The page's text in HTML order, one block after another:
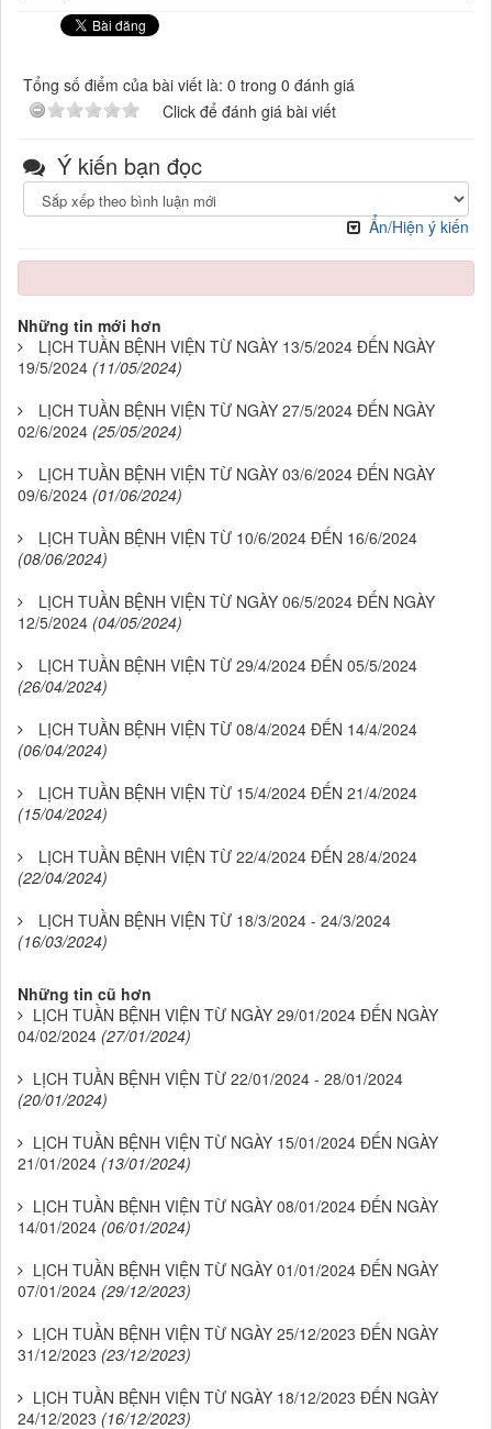
Tổng số điểm của bài viết là: 0 trong 0 đánh giá
Click để đánh giá bài viết
Ý kiến bạn đọc
Ẩn/Hiện ý kiến
Những tin mới hơn
LỊCH TUẦN BỆNH VIỆN TỪ NGÀY 13/5/2024 ĐẾN NGÀY
19/5/2024 (11/05/2024)
LỊCH TUẦN BỆNH VIỆN TỪ NGÀY 27/5/2024 ĐẾN NGÀY
02/6/2024 (25/05/2024)
LỊCH TUẦN BỆNH VIỆN TỪ NGÀY 03/6/2024 ĐẾN NGÀY
09/6/2024 (01/06/2024)
LỊCH TUẦN BỆNH VIỆN TỪ 10/6/2024 ĐẾN 16/6/2024
(08/06/2024)
LỊCH TUẦN BỆNH VIỆN TỪ NGÀY 06/5/2024 ĐẾN NGÀY
12/5/2024 (04/05/2024)
LỊCH TUẦN BỆNH VIỆN TỪ 29/4/2024 ĐẾN 05/5/2024
(26/04/2024)
LỊCH TUẦN BỆNH VIỆN TỪ 08/4/2024 ĐẾN 14/4/2024
(06/04/2024)
LỊCH TUẦN BỆNH VIỆN TỪ 15/4/2024 ĐẾN 21/4/2024
(15/04/2024)
LỊCH TUẦN BỆNH VIỆN TỪ 22/4/2024 ĐẾN 28/4/2024
(22/04/2024)
LỊCH TUẦN BỆNH VIỆN TỪ 18/3/2024 - 24/3/2024
(16/03/2024)
Những tin cũ hơn
LỊCH TUẦN BỆNH VIỆN TỪ NGÀY 29/01/2024 ĐẾN NGÀY
04/02/2024 (27/01/2024)
LỊCH TUẦN BỆNH VIỆN TỪ 22/01/2024 - 28/01/2024
(20/01/2024)
LỊCH TUẦN BỆNH VIỆN TỪ NGÀY 15/01/2024 ĐẾN NGÀY
21/01/2024 (13/01/2024)
LỊCH TUẦN BỆNH VIỆN TỪ NGÀY 08/01/2024 ĐẾN NGÀY
14/01/2024 (06/01/2024)
LỊCH TUẦN BỆNH VIỆN TỪ NGÀY 01/01/2024 ĐẾN NGÀY
07/01/2024 (29/12/2023)
LỊCH TUẦN BỆNH VIỆN TỪ NGÀY 25/12/2023 ĐẾN NGÀY
31/12/2023 (23/12/2023)
LỊCH TUẦN BỆNH VIỆN TỪ NGÀY 18/12/2023 ĐẾN NGÀY
24/12/2023 (16/12/2023)